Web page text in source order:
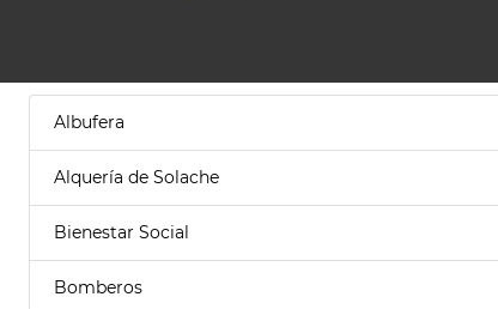
Albufera
Alquería de Solache
Bienestar Social
Bomberos